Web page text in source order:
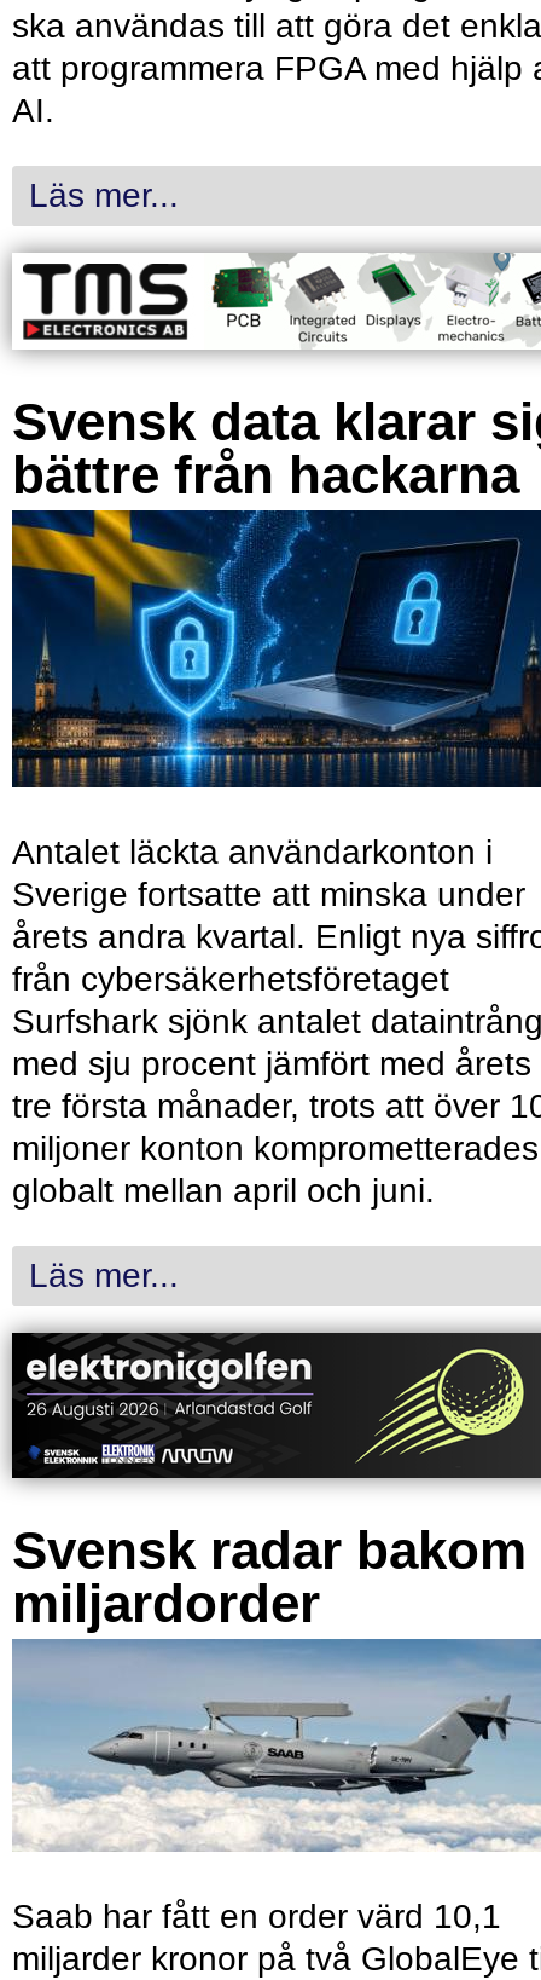
ska användas till att göra det
att programmera FPGA med hjälp
AI.
Läs mer...
Svensk data klarar
bättre från hackarna
Antalet läckta användarkonton i
Sverige fortsatte att minska under
årets andra kvartal. Enligt nya
från cybersäkerhetsföretaget
Surfshark sjönk antalet
med sju procent jämfört med årets
tre första månader, trots att över
miljoner konton komprometterades
globalt mellan april och juni.
Läs mer...
Svensk radar bakom
miljardorder
Saab har fått en order värd 10,1
miljarder kronor på två GlobalEye